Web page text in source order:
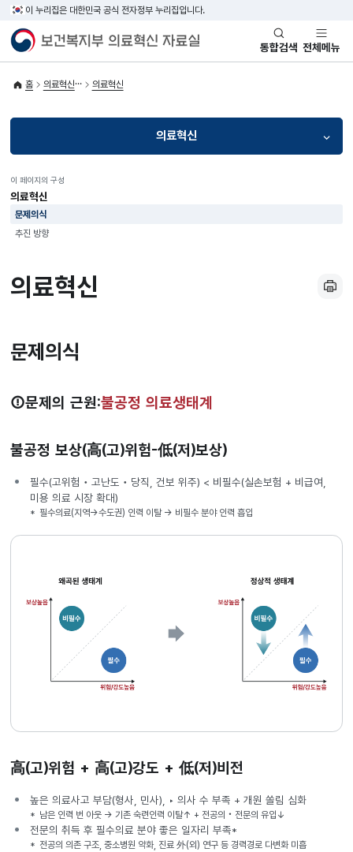
이 누리집은 대한민국 공식 전자정부 누리집입니다.
통합검색 전체메뉴
홈 의료혁신 의료혁신
의료혁신
이 페이지의 구성
의료혁신
문제의식
추진 방향
의료혁신
문제의식
문제의 근원:불공정 의료생태계
불공정 보상(高(고)위험-低(저)보상)
필수(고위험‧고난도‧당직, 건보 위주) < 비필수(실손보험 + 비급여,
미용 의료 시장 확대)
필수의료(지역→수도권) 인력 이탈 → 비필수 분야 인력 흡입
高(고)위험 + 高(고)강도 + 低(저)비전
높은 의료사고 부담(형사, 민사), ‣ 의사 수 부족 + 개원 쏠림 심화
남은 인력 번 아웃 → 기존 숙련인력 이탈↑ + 전공의‧전문의 유입↓
전문의 취득 후 필수의료 분야 좋은 일자리 부족*
전공의 의존 구조, 중소병원 약화, 진료 外(외) 연구 등 경력경로 다변화 미흡